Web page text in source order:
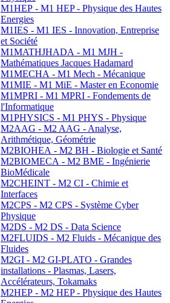
M1HEP - M1 HEP - Physique des Hautes
Energies
M1IES - M1 IES - Innovation, Entreprise
et Société
M1MATHJHADA - M1 MJH -
Mathématiques Jacques Hadamard
M1MECHA - M1 Mech - Mécanique
M1MIE - M1 MiE - Master en Economie
M1MPRI - M1 MPRI - Fondements de
l'Informatique
M1PHYSICS - M1 PHYS - Physique
M2AAG - M2 AAG - Analyse,
Arithmétique, Géométrie
M2BIOHEA - M2 BH - Biologie et Santé
M2BIOMECA - M2 BME - Ingénierie
BioMédicale
M2CHEINT - M2 CI - Chimie et
Interfaces
M2CPS - M2 CPS - Système Cyber
Physique
M2DS - M2 DS - Data Science
M2FLUIDS - M2 Fluids - Mécanique des
Fluides
M2GI - M2 GI-PLATO - Grandes
installations - Plasmas, Lasers,
Accélérateurs, Tokamaks
M2HEP - M2 HEP - Physique des Hautes